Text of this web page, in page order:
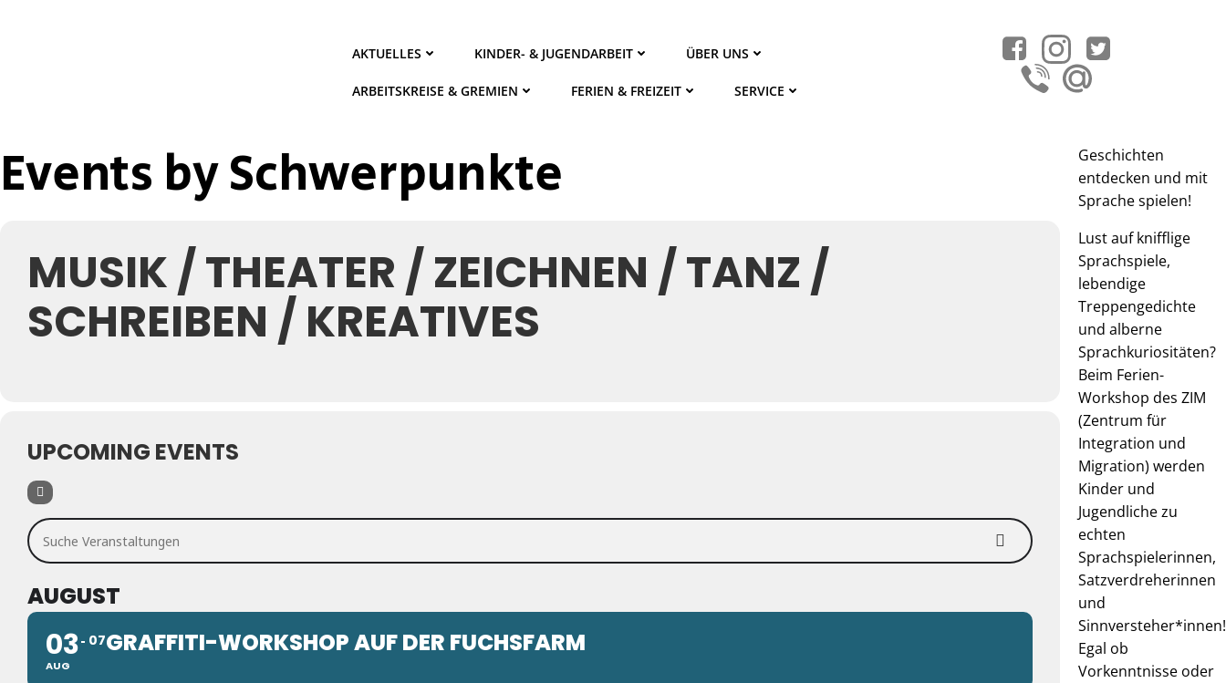
AKTUELLES KINDER- & JUGENDARBEIT ÜBER UNS
ARBEITSKREISE & GREMIEN FERIEN & FREIZEIT SERVICE
Events by Schwerpunkte
MUSIK / THEATER / ZEICHNEN / TANZ /
SCHREIBEN / KREATIVES
UPCOMING EVENTS
Suche Veranstaltungen
AUGUST
03
AUG
07GRAFFITI-WORKSHOP AUF DER FUCHSFARM
Geschichten
entdecken und mit
Sprache spielen!
Lust auf knifflige
Sprachspiele,
lebendige
Treppengedichte
und alberne
Sprachkuriositäten?
Beim Ferien-
Workshop des ZIM
(Zentrum für
Integration und
Migration) werden
Kinder und
Jugendliche zu
echten
Sprachspielerinnen,
Satzverdreherinnen
und
Sinnversteher*innen!
Egal ob
Vorkenntnisse oder